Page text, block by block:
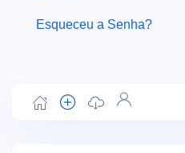
Esqueceu a Senha?